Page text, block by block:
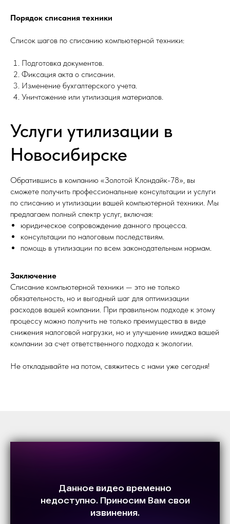
Порядок списания техники
Список шагов по списанию компьютерной техники:
Подготовка документов.
Фиксация акта о списании.
Изменение бухгалтерского учета.
Уничтожение или утилизация материалов.
Услуги утилизации в
Новосибирске
Обратившись в компанию «Золотой Клондайк-78», вы
сможете получить профессиональные консультации и услуги
по списанию и утилизации вашей компьютерной техники. Мы
предлагаем полный спектр услуг, включая:
юридическое сопровождение данного процесса.
консультации по налоговым последствиям.
помощь в утилизации по всем законодательным нормам.
Заключение
Списание компьютерной техники — это не только
обязательность, но и выгодный шаг для оптимизации
расходов вашей компании. При правильном подходе к этому
процессу можно получить не только преимущества в виде
снижения налоговой нагрузки, но и улучшение имиджа вашей
компании за счет ответственного подхода к экологии.
Не откладывайте на потом, свяжитесь с нами уже сегодня!